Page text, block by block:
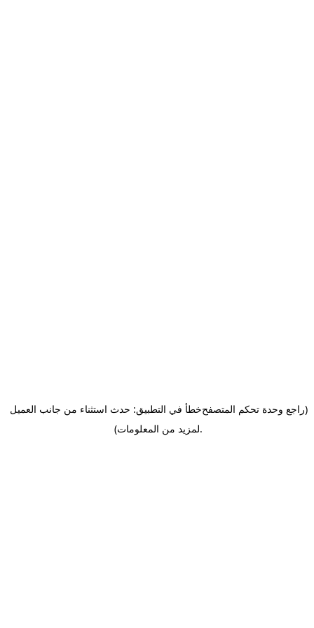
خطأ في التطبيق: حدث استثناء من جانب العميل(راجع وحدة تحكم المتصفح
لمزيد من المعلومات).